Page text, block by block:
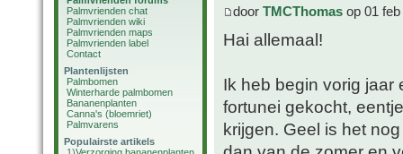
Palmvrienden chat
Palmvrienden wiki
Palmvrienden maps
Palmvrienden label
Contact
Plantenlijsten
Palmbomen
Winterharde palmbomen
Bananenplanten
Canna's (bloemriet)
Palmvarens
Populairste artikels
door TMCThomas op 01
Hai allemaal!
Ik heb begin vorig jaar
fortunei gekocht,
krijgen. Geel is het